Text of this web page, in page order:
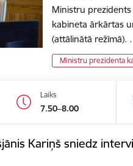
Ministru
kabineta ārkārtas
(attālinātā režīmā).
Ministru prezidenta
Laiks
7.50–8.00
Kariņš sniedz